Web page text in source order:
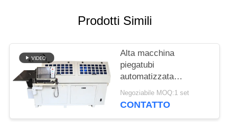
PRIVACY
POLICY
Prodotti Simili
Alta macchina
piegatubi
automatizzata
efficiente della
primavera con dieci
Negoziabile MOQ:1 set
CONTATTO